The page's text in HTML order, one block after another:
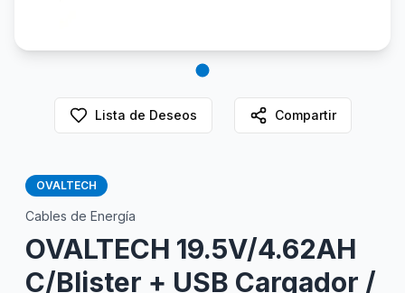
Lista de Deseos Compartir
OVALTECH
Cables de Energía
OVALTECH 19.5V/4.62AH
C/Blister + USB Cargador /